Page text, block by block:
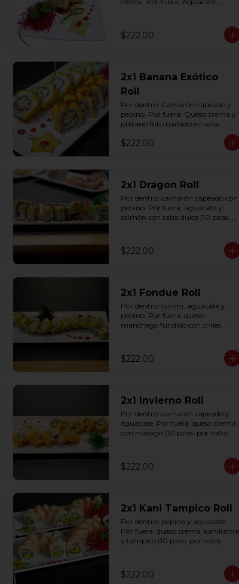
anguila (10 pzas. por rollo).
$222.00
2x1 Banana Exótico
Roll
Por dentro: Camarón capeado y
pepino. Por fuera: Queso crema y
plátano frito bañado en salsa
rollo).
$222.00
2x1 Dragon Roll
Por dentro: camarón capeado con
pepino. Por fuera: aguacate y
salmón con salsa dulce (10 pzas.
$222.00
2x1 Fondue Roll
Por dentro: surimi, aguacate y
pepino. Por fuera: queso
manchego fundido con chiles
$222.00
2x1 Invierno Roll
Por dentro: camarón capeado y
aguacate. Por fuera: queso crema
con masago (10 pzas. por rollo).
$222.00
2x1 Kani Tampico Roll
Por dentro: pepino y aguacate.
Por fuera: queso crema, kanikama
y tampico (10 pzas. por rollo).
$222.00